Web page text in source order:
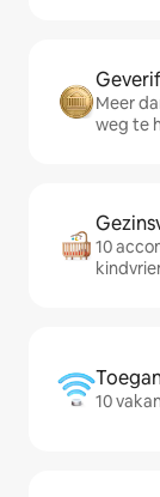
Meer
weg te
10
10